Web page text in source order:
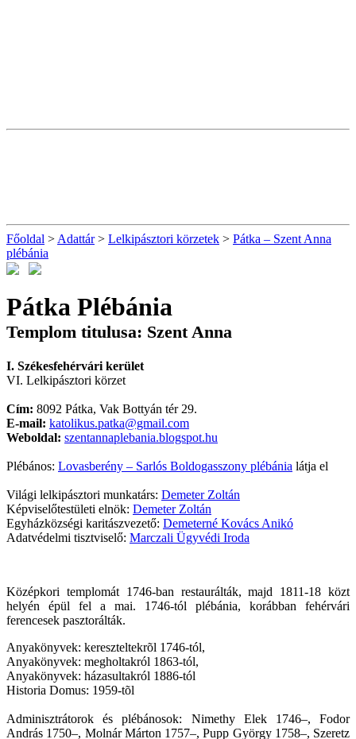
Főoldal > Adattár> Lelkipásztori körzetek > Pátka – Szent Anna
plébánia
Pátka Plébánia
Templom titulusa: Szent Anna
I. Székesfehérvári kerület
VI. Lelkipásztori körzet
Cím: 8092 Pátka, Vak Bottyán tér 29.
E-mail: katolikus.patka@gmail.com
Weboldal: szentannaplebania.blogspot.hu
Plébános: Lovasberény – Sarlós Boldogasszony plébánia látja el
Világi lelkipásztori munkatárs: Demeter Zoltán
Képviselőtestületi elnök: Demeter Zoltán
Egyházközségi karitászvezető: Demeterné Kovács Anikó
Adatvédelmi tisztviselő: Marczali Ügyvédi Iroda
Középkori templomát 1746-ban restaurálták, majd 1811-18 közt
helyén épül fel a mai. 1746-tól plébánia, korábban fehérvári
ferencesek pasztorálták.
Anyakönyvek: kereszteltekrõl 1746-tól,
Anyakönyvek: megholtakról 1863-tól,
Anyakönyvek: házasultakról 1886-tól
Historia Domus: 1959-tõl
Adminisztrátorok és plébánosok: Nimethy Elek 1746–, Fodor
András 1750–, Molnár Márton 1757–, Pupp György 1758–, Szeretz